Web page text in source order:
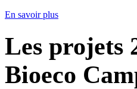
En savoir plus
Les projets
Bioeco